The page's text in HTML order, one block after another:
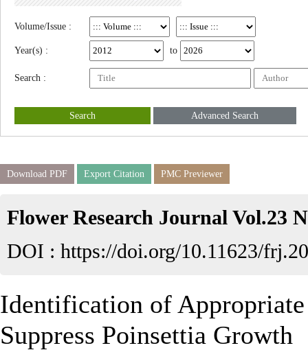
Volume/Issue :
Year(s) : to
Search :
Search Advanced Search
Download PDF Export Citation PMC Previewer
Flower Research Journal Vol.23
DOI : https://doi.org/10.11623/
Identification of
Suppress Poinsettia Growth